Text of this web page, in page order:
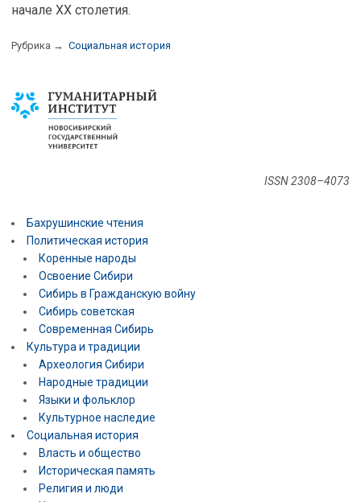
начале XX столетия.
Рубрика → Социальная история
ISSN 2308–4073
Бахрушинские чтения
Политическая история
Коренные народы
Освоение Сибири
Сибирь в Гражданскую войну
Сибирь советская
Современная Сибирь
Культура и традиции
Археология Сибири
Народные традиции
Языки и фольклор
Культурное наследие
Социальная история
Власть и общество
Историческая память
Религия и люди